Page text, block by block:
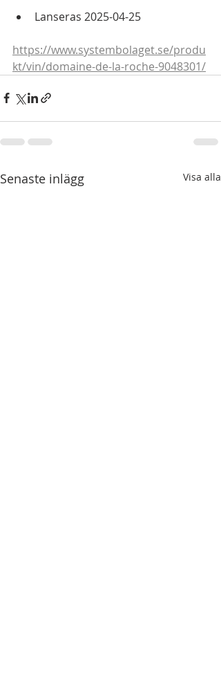
Lanseras 2025-04-25
https://www.systembolaget.se/produ
kt/vin/domaine-de-la-roche-9048301/
Senaste inlägg Visa alla